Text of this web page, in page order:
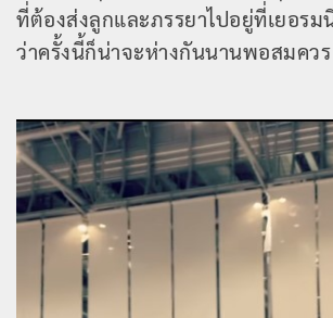
ที่ต้องส่งลูกและภรรยาไปอยู่ที่เยอร
ว่าครั้งนี้ก็น่าจะห่างกันนานพอสมควร